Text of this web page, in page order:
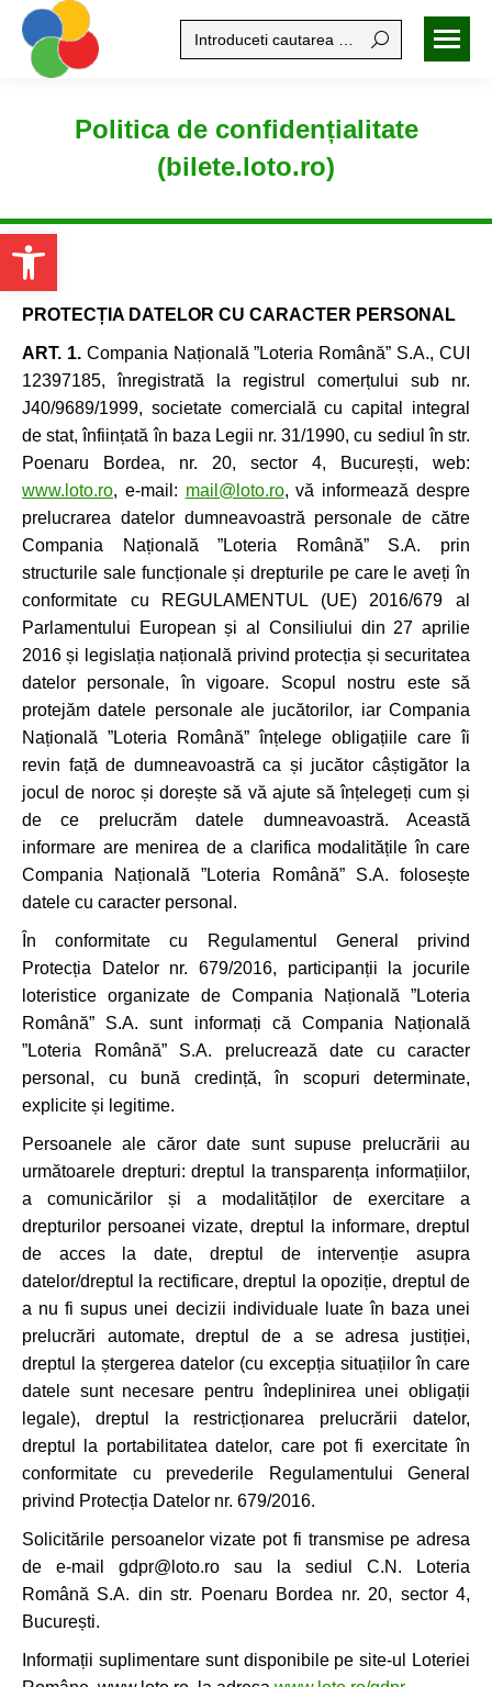
Open toolbar
Search:
Politica de confidențialitate
(bilete.loto.ro)
PROTECȚIA DATELOR CU CARACTER PERSONAL
ART. 1. Compania Națională ”Loteria Română” S.A., CUI
12397185, înregistrată la registrul comerțului sub nr.
J40/9689/1999, societate comercială cu capital integral
de stat, înființată în baza Legii nr. 31/1990, cu sediul în str.
Poenaru Bordea, nr. 20, sector 4, București, web:
www.loto.ro, e-mail: mail@loto.ro, vă informează despre
prelucrarea datelor dumneavoastră personale de către
Compania Națională ”Loteria Română” S.A. prin
structurile sale funcționale și drepturile pe care le aveți în
conformitate cu REGULAMENTUL (UE) 2016/679 al
Parlamentului European și al Consiliului din 27 aprilie
2016 și legislația națională privind protecția și securitatea
datelor personale, în vigoare. Scopul nostru este să
protejăm datele personale ale jucătorilor, iar Compania
Națională ”Loteria Română” înțelege obligațiile care îi
revin față de dumneavoastră ca și jucător câștigător la
jocul de noroc și dorește să vă ajute să înțelegeți cum și
de ce prelucrăm datele dumneavoastră. Această
informare are menirea de a clarifica modalitățile în care
Compania Națională ”Loteria Română” S.A. folosește
datele cu caracter personal.
În conformitate cu Regulamentul General privind
Protecția Datelor nr. 679/2016, participanții la jocurile
loteristice organizate de Compania Națională ”Loteria
Română” S.A. sunt informați că Compania Națională
”Loteria Română” S.A. prelucrează date cu caracter
personal, cu bună credință, în scopuri determinate,
explicite și legitime.
Persoanele ale căror date sunt supuse prelucrării au
următoarele drepturi: dreptul la transparența informațiilor,
a comunicărilor și a modalităților de exercitare a
drepturilor persoanei vizate, dreptul la informare, dreptul
de acces la date, dreptul de intervenție asupra
datelor/dreptul la rectificare, dreptul la opoziție, dreptul de
a nu fi supus unei decizii individuale luate în baza unei
prelucrări automate, dreptul de a se adresa justiției,
dreptul la ștergerea datelor (cu excepția situațiilor în care
datele sunt necesare pentru îndeplinirea unei obligații
legale), dreptul la restricționarea prelucrării datelor,
dreptul la portabilitatea datelor, care pot fi exercitate în
conformitate cu prevederile Regulamentului General
privind Protecția Datelor nr. 679/2016.
Solicitările persoanelor vizate pot fi transmise pe adresa
de e-mail gdpr@loto.ro sau la sediul C.N. Loteria
Română S.A. din str. Poenaru Bordea nr. 20, sector 4,
București.
Informații suplimentare sunt disponibile pe site-ul Loteriei